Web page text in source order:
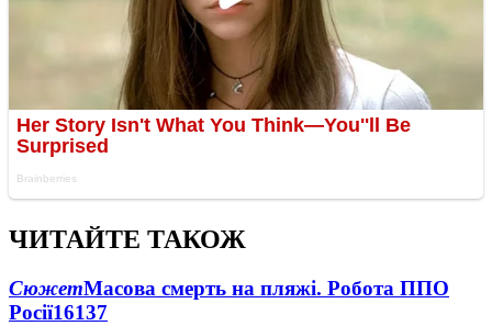
ЧИТАЙТЕ ТАКОЖ
СюжетМасова смерть на пляжі. Робота ППО
Росії16137